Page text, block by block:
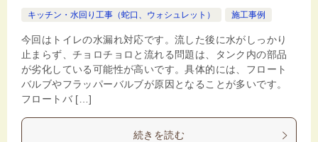
キッチン・水回り工事（蛇口、ウォシュレット）
施工事例
今回はトイレの水漏れ対応です。流した後に水がしっかり
止まらず、チョロチョロと流れる問題は、タンク内の部品
が劣化している可能性が高いです。具体的には、フロート
バルブやフラッパーバルブが原因となることが多いです。
フロートバ […]
続きを読む